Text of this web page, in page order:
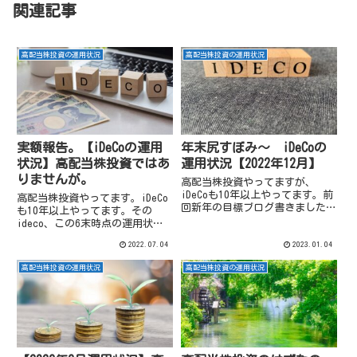
関連記事
高配当株投資の運用状況
実額報告。【iDeCoの運用
状況】高配当株投資ではあ
りませんが。
高配当株投資やってます。iDeCo
も10年以上やってます。その
ideco、この6末時点の運用状況
2022.07.04
高配当株投資の運用状況
年末尻すぼみ～ iDeCoの
運用状況【2022年12月】
高配当株投資やってますが、
iDeCoも10年以上やってます。前
回新年の目標ブログ書きました
2023.01.04
高配当株投資の運用状況 高配当株投資の運用状況